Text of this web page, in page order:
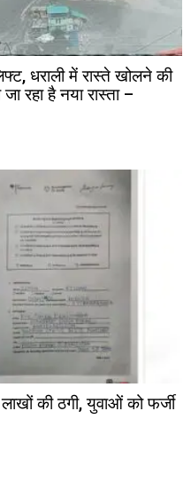
धराली में रास्ते खोलने की
रहा है नया रास्ता –
की ठगी, युवाओं को फर्जी